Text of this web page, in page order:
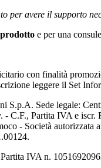
per avere il supporto
e per una
con finalità
leggere il Set
S.p.A. Sede legale:
- C.F., Partita IVA e
- Società autorizzata
IVA n.